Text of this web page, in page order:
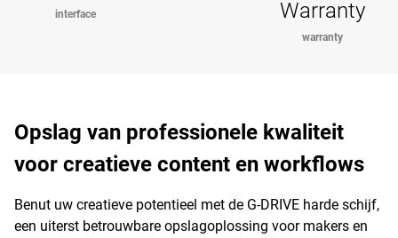
interface
Warranty
warranty
Opslag van professionele kwaliteit
voor creatieve content en workflows
Benut uw creatieve potentieel met de G-DRIVE harde schijf,
een uiterst betrouwbare opslagoplossing voor makers en